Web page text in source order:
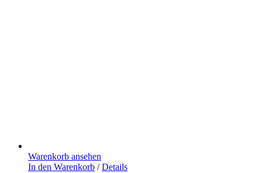
Warenkorb ansehen
In den Warenkorb / Details